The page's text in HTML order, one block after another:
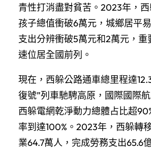
青性打消盡對貧苦。2023年，
孩子總值衝破6萬元，城鄉居平
支出分辨衝破5萬元和2萬元，重
速位居全國前列。
現在，西躲公路通車總里程達
復號”列車馳騁高原，國際國際航
西躲電網乾淨動力總體占比超
率到達100%。2023年，西躲轉
業64.7萬人，完成勞務支出65.6